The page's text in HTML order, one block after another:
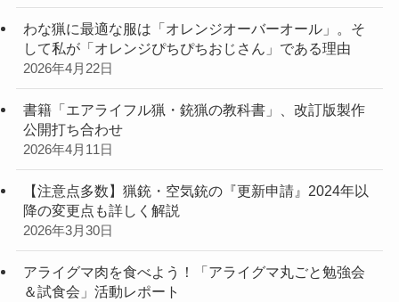
わな猟に最適な服は「オレンジオーバーオール」。そ
して私が「オレンジぴちぴちおじさん」である理由
2026年4月22日
書籍「エアライフル猟・銃猟の教科書」、改訂版製作
公開打ち合わせ
2026年4月11日
【注意点多数】猟銃・空気銃の『更新申請』2024年以
降の変更点も詳しく解説
2026年3月30日
アライグマ肉を食べよう！「アライグマ丸ごと勉強会
＆試食会」活動レポート